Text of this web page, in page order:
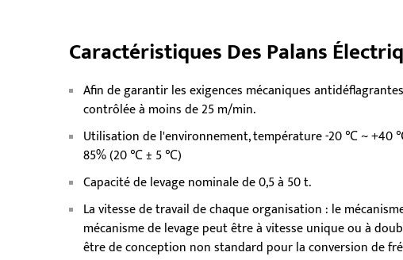
Caractéristiques Des Palans
Afin de garantir les exigences mécaniques
contrôlée à moins de 25 m/min.
Utilisation de l'environnement, température -20 ℃ ~ +40
85% (20 ℃ ± 5 ℃)
Capacité de levage nominale de 0,5 à 50 t.
La vitesse de travail de chaque organisation : le
mécanisme de levage peut être à vitesse unique ou à
être de conception non standard pour la conversion de